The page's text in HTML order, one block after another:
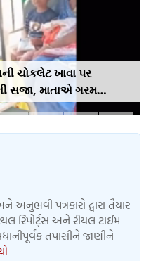
ચોકલેટ ખાવા પર
સજા, માતાએ ગરમ
પગમાં આપ્યો ડામ,
અનુભવી પત્રકારો દ્વારા તૈયાર
રિપોર્ટ્સ અને રીયલ ટાઈમ
તપાસીને જાણીને